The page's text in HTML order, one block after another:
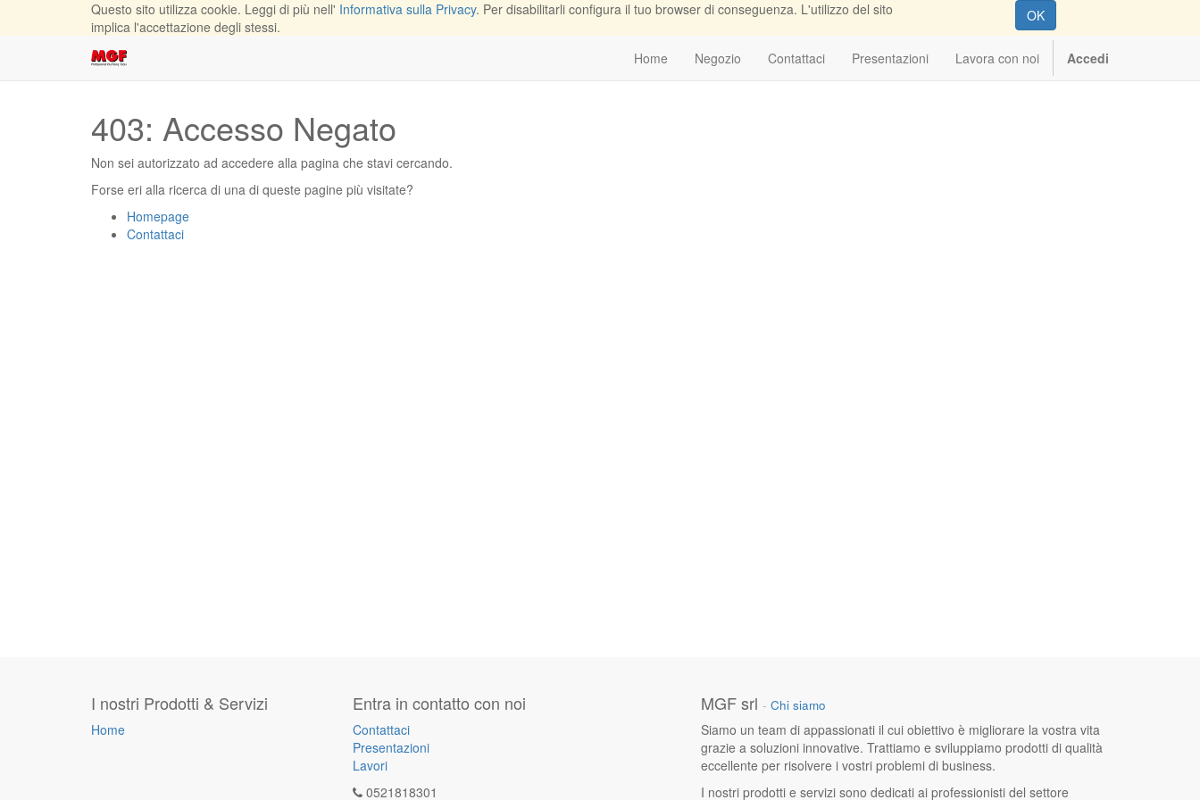
Questo sito utilizza cookie. Leggi di più nell' Informativa sulla Privacy. Per disabilitarli configura il tuo browser di conseguenza. L'utilizzo del sito
implica l'accettazione degli stessi.
OK
Home Negozio Contattaci Presentazioni Lavora con noi Accedi
403: Accesso Negato
Non sei autorizzato ad accedere alla pagina che stavi cercando.
Forse eri alla ricerca di una di queste pagine più visitate?
Homepage
Contattaci
I nostri Prodotti & Servizi
Home
Entra in contatto con noi
Contattaci
Presentazioni
Lavori
0521818301
MGF srl - Chi siamo
Siamo un team di appassionati il cui obiettivo è migliorare la vostra vita
grazie a soluzioni innovative. Trattiamo e sviluppiamo prodotti di qualità
eccellente per risolvere i vostri problemi di business.
I nostri prodotti e servizi sono dedicati ai professionisti del settore